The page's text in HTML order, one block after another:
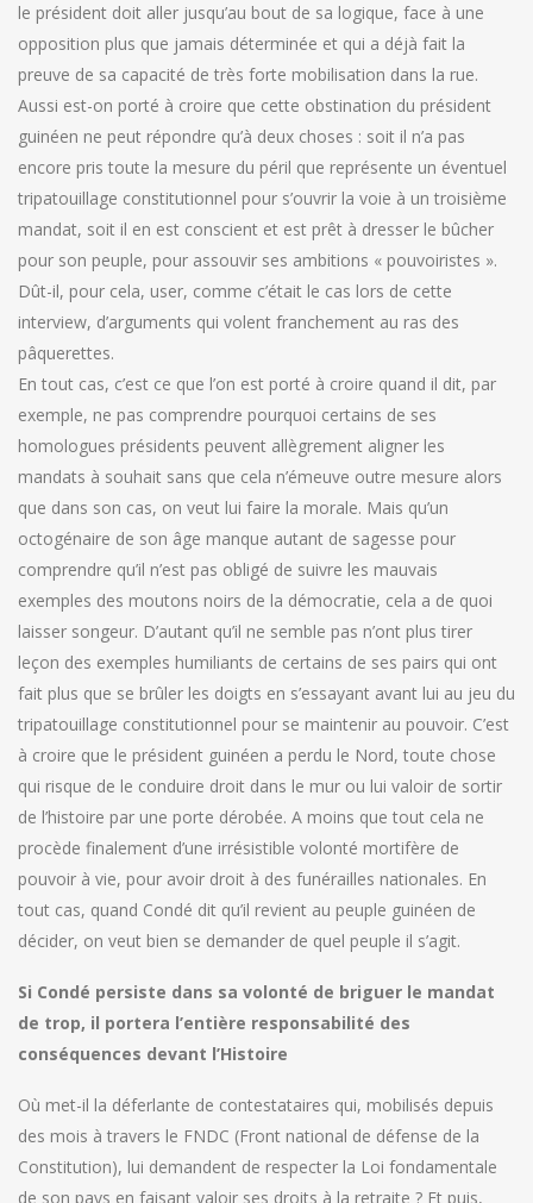
le président doit aller jusqu’au bout de sa logique, face à une
opposition plus que jamais déterminée et qui a déjà fait la
preuve de sa capacité de très forte mobilisation dans la rue.
Aussi est-on porté à croire que cette obstination du président
guinéen ne peut répondre qu’à deux choses : soit il n’a pas
encore pris toute la mesure du péril que représente un éventuel
tripatouillage constitutionnel pour s’ouvrir la voie à un troisième
mandat, soit il en est conscient et est prêt à dresser le bûcher
pour son peuple, pour assouvir ses ambitions « pouvoiristes ».
Dût-il, pour cela, user, comme c’était le cas lors de cette
interview, d’arguments qui volent franchement au ras des
pâquerettes.
En tout cas, c’est ce que l’on est porté à croire quand il dit, par
exemple, ne pas comprendre pourquoi certains de ses
homologues présidents peuvent allègrement aligner les
mandats à souhait sans que cela n’émeuve outre mesure alors
que dans son cas, on veut lui faire la morale. Mais qu’un
octogénaire de son âge manque autant de sagesse pour
comprendre qu’il n’est pas obligé de suivre les mauvais
exemples des moutons noirs de la démocratie, cela a de quoi
laisser songeur. D’autant qu’il ne semble pas n’ont plus tirer
leçon des exemples humiliants de certains de ses pairs qui ont
fait plus que se brûler les doigts en s’essayant avant lui au jeu du
tripatouillage constitutionnel pour se maintenir au pouvoir. C’est
à croire que le président guinéen a perdu le Nord, toute chose
qui risque de le conduire droit dans le mur ou lui valoir de sortir
de l’histoire par une porte dérobée. A moins que tout cela ne
procède finalement d’une irrésistible volonté mortifère de
pouvoir à vie, pour avoir droit à des funérailles nationales. En
tout cas, quand Condé dit qu’il revient au peuple guinéen de
décider, on veut bien se demander de quel peuple il s’agit.
Si Condé persiste dans sa volonté de briguer le mandat
de trop, il portera l’entière responsabilité des
conséquences devant l’Histoire
Où met-il la déferlante de contestataires qui, mobilisés depuis
des mois à travers le FNDC (Front national de défense de la
Constitution), lui demandent de respecter la Loi fondamentale
de son pays en faisant valoir ses droits à la retraite ? Et puis,